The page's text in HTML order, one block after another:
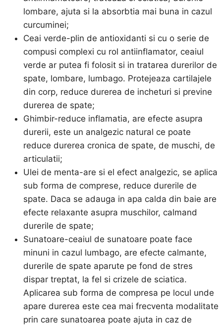
lombare, ajuta si la absorbtia mai buna in cazul
curcuminei;
Ceai verde-plin de antioxidanti si cu o serie de
compusi complexi cu rol antiinflamator, ceaiul
verde ar putea fi folosit si in tratarea durerilor de
spate, lombare, lumbago. Protejeaza cartilajele
din corp, reduce durerea de incheturi si previne
durerea de spate;
Ghimbir-reduce inflamatia, are efecte asupra
durerii, este un analgezic natural ce poate
reduce durerea cronica de spate, de muschi, de
articulatii;
Ulei de menta-are si el efect analgezic, se aplica
sub forma de comprese, reduce durerile de
spate. Daca se adauga in apa calda din baie are
efecte relaxante asupra muschilor, calmand
durerile de spate;
Sunatoare-ceaiul de sunatoare poate face
minuni in cazul lumbago, are efecte calmante,
durerile de spate aparute pe fond de stres
dispar treptat, la fel si crizele de sciatica.
Aplicarea sub forma de compresa pe locul unde
apare durerea este cea mai frecventa modalitate
prin care sunatoarea poate ajuta in caz de